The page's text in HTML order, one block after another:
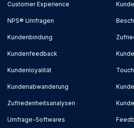
Customer Experience
NPS® Umfragen
Kundenbindung
Kundenfeedback
Kundenloyalität
Kundenabwanderung
Zufriedenheitsanalysen
Umfrage-Softwares